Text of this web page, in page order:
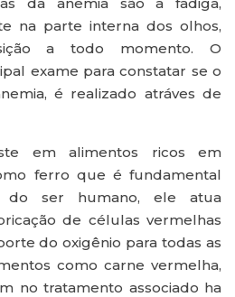
na parte interna dos olhos,
a todo momento. O
exame para constatar se o
é realizado atráves de
em alimentos ricos em
ferro que é fundamental
ser humano, ele atua
de células vermelhas
do oxigênio para todas as
como carne vermelha,
no tratamento associado ha